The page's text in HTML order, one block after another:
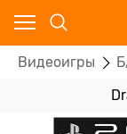
Видеоигры
Ваш город -
угадали?
ДА НЕТ